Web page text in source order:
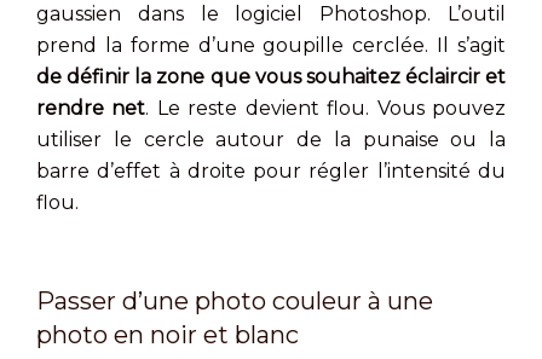
gaussien dans le logiciel Photoshop. L’outil
prend la forme d’une goupille cerclée. Il s’agit
de définir la zone que vous souhaitez éclaircir et
rendre net. Le reste devient flou. Vous pouvez
utiliser le cercle autour de la punaise ou la
barre d’effet à droite pour régler l’intensité du
flou.
Passer d’une photo couleur à une
photo en noir et blanc